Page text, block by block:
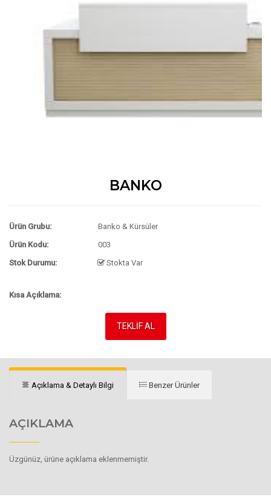
BANKO
Ürün Grubu:
Banko & Kürsüler
Ürün Kodu:
003
Stok Durumu:
Stokta Var
Kısa Açıklama:
TEKLİF AL
Açıklama & Detaylı Bilgi Benzer Ürünler
AÇIKLAMA
Üzgünüz, ürüne açıklama eklenmemiştir.